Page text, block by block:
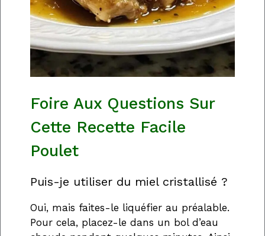
Foire Aux Questions Sur
Cette Recette Facile
Poulet
Puis-je utiliser du miel cristallisé ?
Oui, mais faites-le liquéfier au préalable.
Pour cela, placez-le dans un bol d’eau